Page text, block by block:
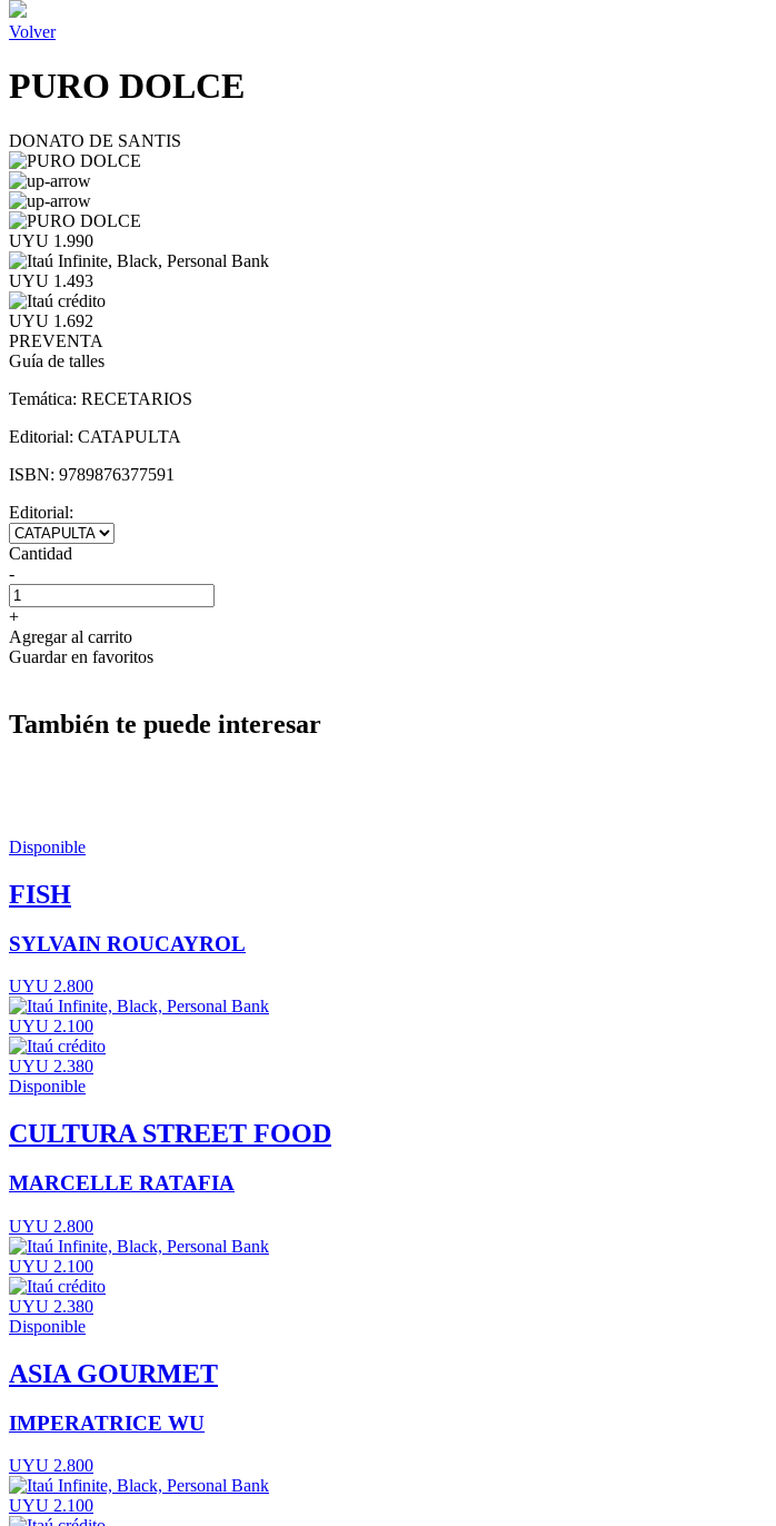
Volver
PURO DOLCE
DONATO DE SANTIS
UYU 1.990
UYU 1.493
UYU 1.692
PREVENTA
Guía de talles
Temática: RECETARIOS
Editorial: CATAPULTA
ISBN: 9789876377591
Editorial:
Cantidad
-
+
Agregar al carrito
Guardar en favoritos
También te puede interesar
Disponible
FISH
SYLVAIN ROUCAYROL
UYU 2.800
UYU 2.100
UYU 2.380
Disponible
CULTURA STREET FOOD
MARCELLE RATAFIA
UYU 2.800
UYU 2.100
UYU 2.380
Disponible
ASIA GOURMET
IMPERATRICE WU
UYU 2.800
UYU 2.100